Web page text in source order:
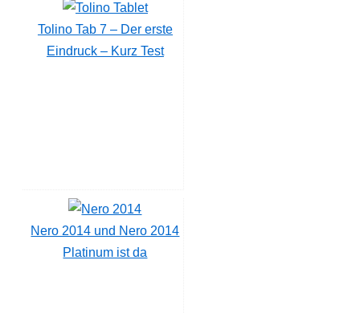
Tolino Tab 7 – Der erste
Eindruck – Kurz Test
Nero 2014 und Nero 2014
Platinum ist da